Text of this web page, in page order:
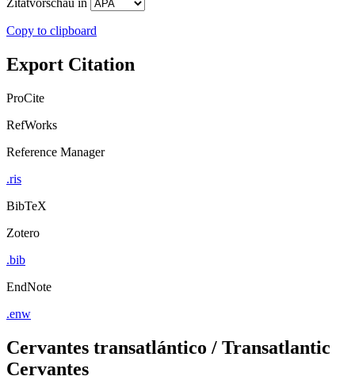
Copy to clipboard
Export Citation
ProCite
RefWorks
Reference Manager
.ris
BibTeX
Zotero
.bib
EndNote
.enw
Cervantes transatlántico / Transatlantic
Cervantes